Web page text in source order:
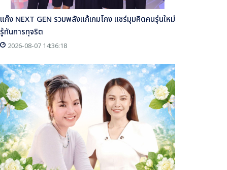
แก๊ง NEXT GEN รวมพลังแก้เกมโกง แชร์มุมคิดคนรุ่นใหม่
รู้ทันการทุจริต
2026-08-07 14:36:18